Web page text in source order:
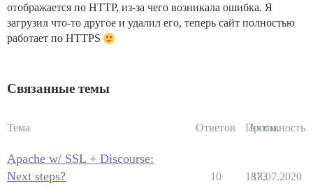
отображается по HTTP, из-за чего возникала ошибка. Я
загрузил что-то другое и удалил его, теперь сайт полностью
работает по HTTPS
Связанные темы
Тема Ответов Просм.
Активность
Apache w/ SSL + Discourse:
Next steps?
10 1873
18.07.2020